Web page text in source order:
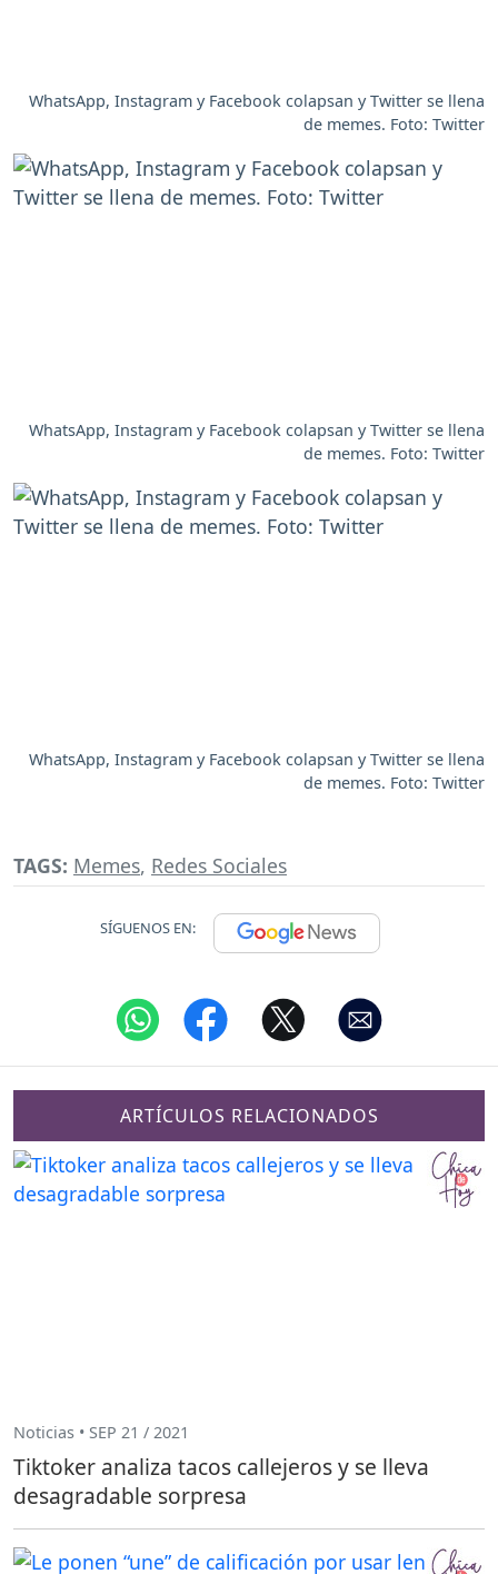
WhatsApp, Instagram y Facebook colapsan y Twitter se llena
de memes. Foto: Twitter
WhatsApp, Instagram y Facebook colapsan y Twitter se llena
de memes. Foto: Twitter
WhatsApp, Instagram y Facebook colapsan y Twitter se llena
de memes. Foto: Twitter
TAGS: Memes, Redes Sociales
SÍGUENOS EN:
ARTÍCULOS RELACIONADOS
Noticias • SEP 21 / 2021
Tiktoker analiza tacos callejeros y se lleva
desagradable sorpresa